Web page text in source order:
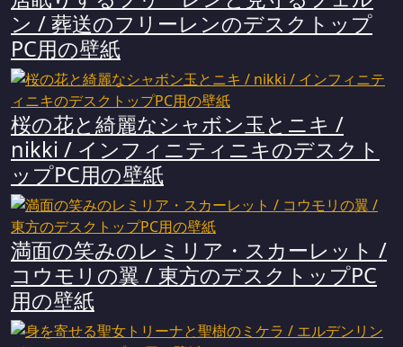
ン / 葬送のフリーレンのデスクトップ
PC用の壁紙
桜の花と綺麗なシャボン玉とニキ /
nikki / インフィニティニキのデスクト
ップPC用の壁紙
満面の笑みのレミリア・スカーレット /
コウモリの翼 / 東方のデスクトップPC
用の壁紙